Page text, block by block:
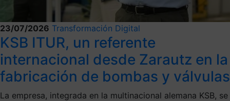
23/07/2026 Transformación Digital
KSB ITUR, un referente
internacional desde Zarautz en la
fabricación de bombas y válvulas
La empresa, integrada en la multinacional alemana KSB, se